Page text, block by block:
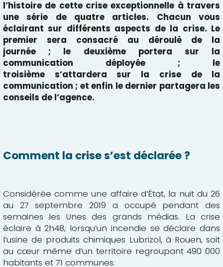
l’histoire de cette crise exceptionnelle à travers
une série de quatre articles. Chacun vous
éclairant sur différents aspects de la crise. Le
premier sera consacré au déroulé de la
journée ; le deuxième portera sur la
communication déployée ; le
troisième s’attardera sur la crise de la
communication ; et enfin le dernier partagera les
conseils de l’agence.
Comment la crise s’est déclarée ?
Considérée comme une affaire d’État, la nuit du 26
au 27 septembre 2019 a occupé pendant des
semaines les Unes des grands médias. La crise
éclaire à 2h48, lorsqu’un incendie se déclare dans
l’usine de produits chimiques Lubrizol, à Rouen, soit
au cœur même d’un territoire regroupant490 000
habitants et 71 communes.